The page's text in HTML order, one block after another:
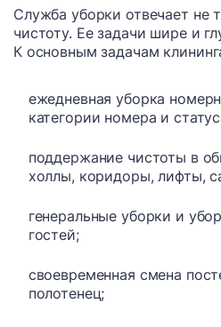
Служба уборки отвечает не
чистоту. Ее задачи шире и
К основным задачам
ежедневная уборка
категории номера и
поддержание чистоты в
холлы, коридоры, лифты,
генеральные уборки и
гостей;
своевременная смена
полотенец;